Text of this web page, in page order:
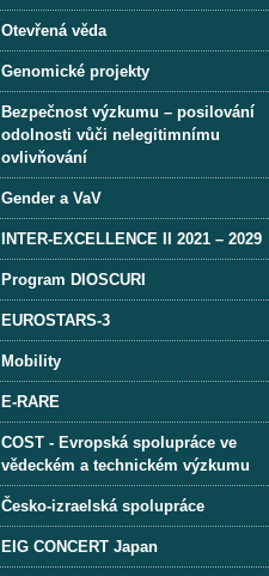
Otevřená věda
Genomické projekty
Bezpečnost výzkumu – posilování
odolnosti vůči nelegitimnímu
ovlivňování
Gender a VaV
INTER-EXCELLENCE II 2021 – 2029
Program DIOSCURI
EUROSTARS-3
Mobility
E-RARE
COST - Evropská spolupráce ve
vědeckém a technickém výzkumu
Česko-izraelská spolupráce
EIG CONCERT Japan